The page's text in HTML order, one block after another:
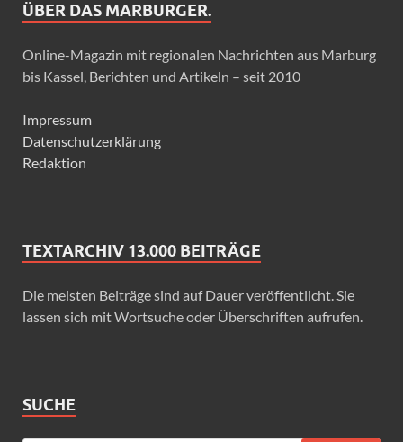
ÜBER DAS MARBURGER.
Online-Magazin mit regionalen Nachrichten aus Marburg
bis Kassel, Berichten und Artikeln – seit 2010
Impressum
Datenschutzerklärung
Redaktion
TEXTARCHIV 13.000 BEITRÄGE
Die meisten Beiträge sind auf Dauer veröffentlicht. Sie
lassen sich mit Wortsuche oder Überschriften aufrufen.
SUCHE